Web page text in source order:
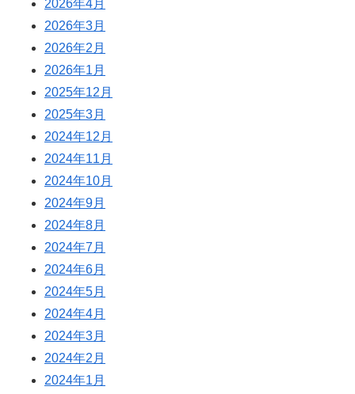
2026年4月
2026年3月
2026年2月
2026年1月
2025年12月
2025年3月
2024年12月
2024年11月
2024年10月
2024年9月
2024年8月
2024年7月
2024年6月
2024年5月
2024年4月
2024年3月
2024年2月
2024年1月